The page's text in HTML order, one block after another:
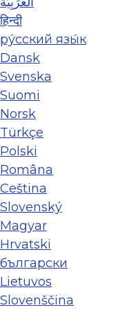
हिन्दी
ру́сский язы́к
Dansk
Svenska
Suomi
Norsk
Türkçe
Polski
Româna
Ceština
Slovenský
Magyar
Hrvatski
български
Lietuvos
Slovenščina